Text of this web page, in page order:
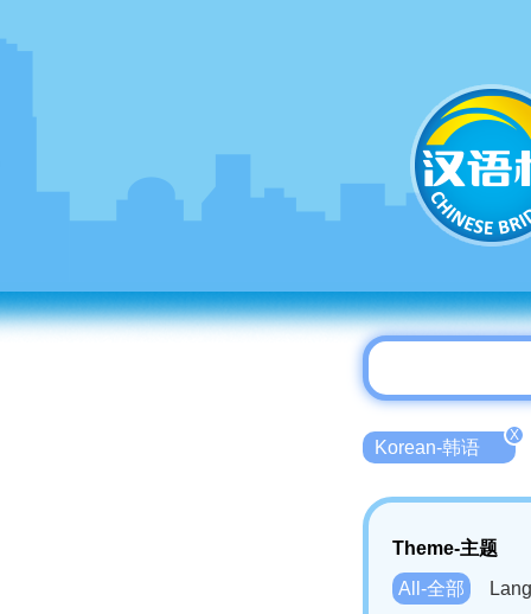
Korean-韩语
X
Theme-主题
All-全部